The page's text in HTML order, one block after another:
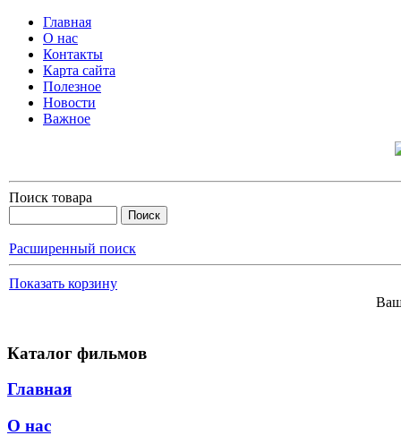
Главная
О нас
Контакты
Карта сайта
Полезное
Новости
Важное
Поиск товара
Расширенный поиск
Показать корзину
Каталог фильмов
Главная
О нас